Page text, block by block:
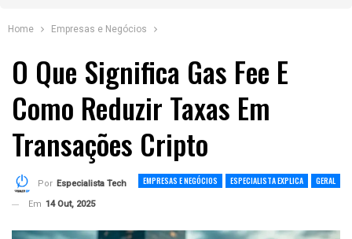
Home Empresas e Negócios
O Que Significa Gas Fee E
Como Reduzir Taxas Em
Transações Cripto
EMPRESAS E NEGÓCIOS ESPECIALISTA EXPLICA GERAL
Por Especialista Tech
Em 14 Out, 2025